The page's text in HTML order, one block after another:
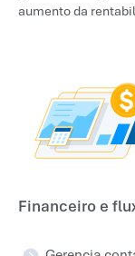
aumento da
Financeiro e